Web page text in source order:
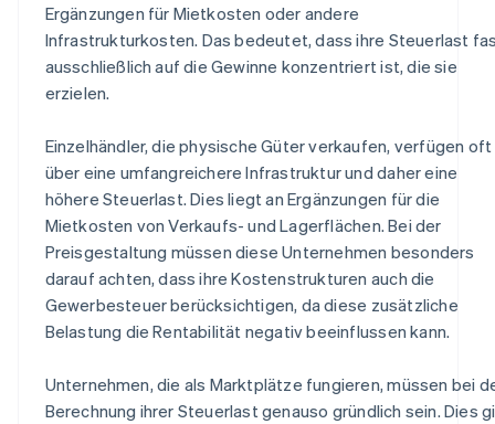
Ergänzungen für Mietkosten oder andere
Infrastrukturkosten. Das bedeutet, dass ihre Steuerlast
ausschließlich auf die Gewinne konzentriert ist, die sie
erzielen.
Einzelhändler, die physische Güter verkaufen, verfügen oft
über eine umfangreichere Infrastruktur und daher eine
höhere Steuerlast. Dies liegt an Ergänzungen für die
Mietkosten von Verkaufs- und Lagerflächen. Bei der
Preisgestaltung müssen diese Unternehmen besonders
darauf achten, dass ihre Kostenstrukturen auch die
Gewerbesteuer berücksichtigen, da diese zusätzliche
Belastung die Rentabilität negativ beeinflussen kann.
Unternehmen, die als Marktplätze fungieren, müssen bei
Berechnung ihrer Steuerlast genauso gründlich sein. Dies